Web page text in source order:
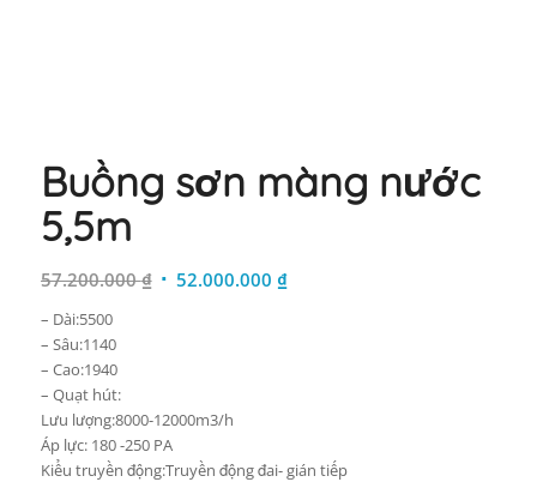
Buồng sơn màng nước
5,5m
57.200.000₫ Giá52.000.000 ₫Giá
– Dài:5500
– Sâu:1140
– Cao:1940
– Quạt hút:
Lưu lượng:8000-12000m3/h
Áp lực: 180 -250 PA
Kiểu truyền động:Truyền động đai- gián tiếp